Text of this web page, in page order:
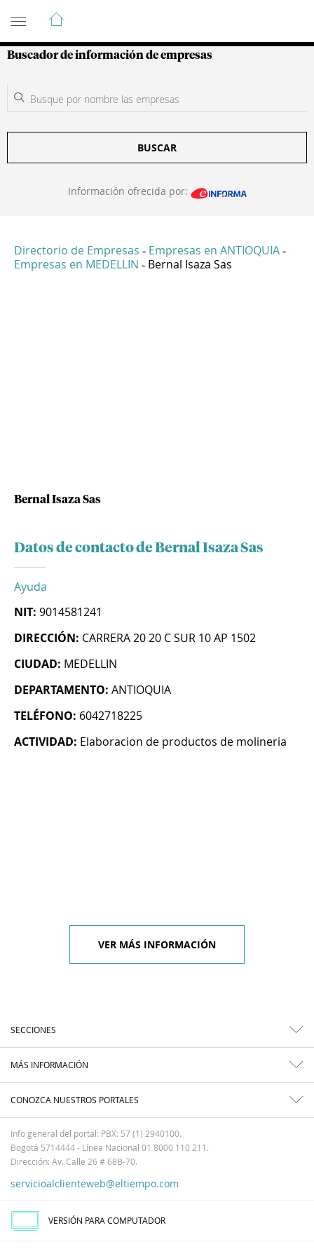
Guía de Empresas Colombianas
Buscador de información de empresas
BUSCAR
Información ofrecida por:
Directorio de Empresas - Empresas en ANTIOQUIA -
Empresas en MEDELLIN - Bernal Isaza Sas
Bernal Isaza Sas
Datos de contacto de Bernal Isaza Sas
Ayuda
NIT: 9014581241
DIRECCIÓN: CARRERA 20 20 C SUR 10 AP 1502
CIUDAD: MEDELLIN
DEPARTAMENTO: ANTIOQUIA
TELÉFONO: 6042718225
ACTIVIDAD: Elaboracion de productos de molineria
VER MÁS INFORMACIÓN
SECCIONES
MÁS INFORMACIÓN
CONOZCA NUESTROS PORTALES
Info general del portal: PBX: 57 (1) 2940100.
Bogotá 5714444 - Línea Nacional 01 8000 110 211.
Dirección: Av. Calle 26 # 68B-70.
servicioalclienteweb@eltiempo.com
VERSIÓN PARA COMPUTADOR